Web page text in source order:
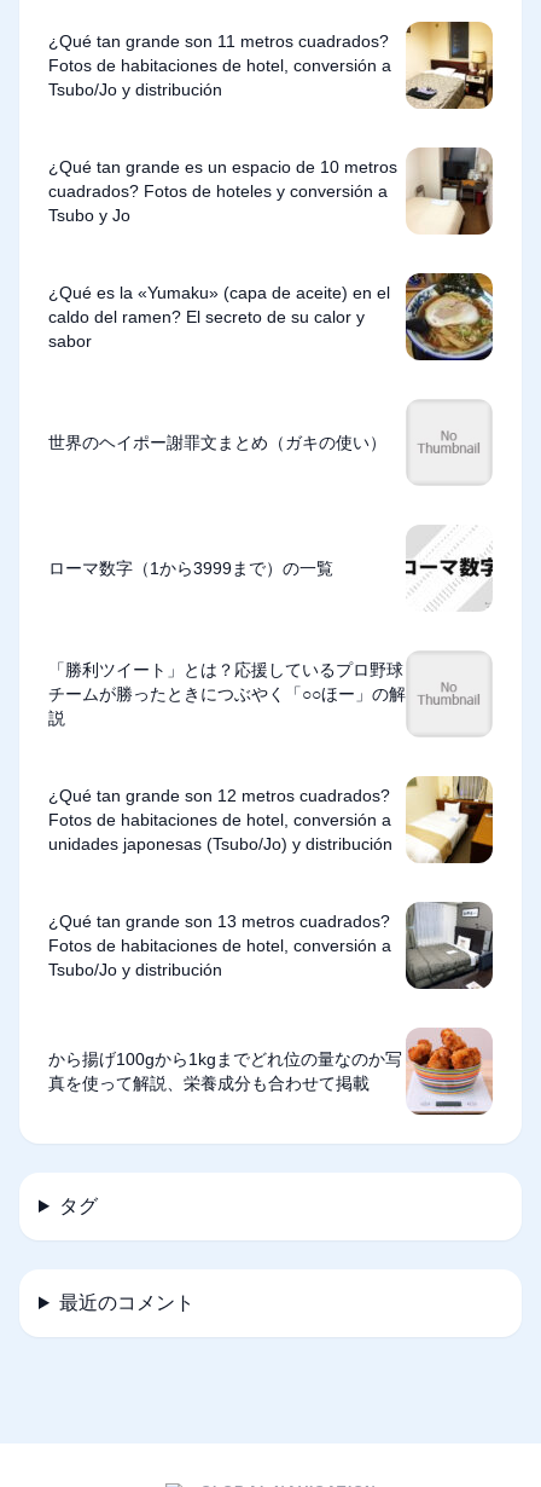
¿Qué tan grande son 11 metros cuadrados?
Fotos de habitaciones de hotel, conversión a
Tsubo/Jo y distribución
¿Qué tan grande es un espacio de 10 metros
cuadrados? Fotos de hoteles y conversión a
Tsubo y Jo
¿Qué es la «Yumaku» (capa de aceite) en el
caldo del ramen? El secreto de su calor y
sabor
世界のヘイポー謝罪文まとめ（ガキの使い）
ローマ数字（1から3999まで）の一覧
「勝利ツイート」とは？応援しているプロ野球
チームが勝ったときにつぶやく「○○ほー」の解
説
¿Qué tan grande son 12 metros cuadrados?
Fotos de habitaciones de hotel, conversión a
unidades japonesas (Tsubo/Jo) y distribución
¿Qué tan grande son 13 metros cuadrados?
Fotos de habitaciones de hotel, conversión a
Tsubo/Jo y distribución
から揚げ100gから1kgまでどれ位の量なのか写
真を使って解説、栄養成分も合わせて掲載
タグ
最近のコメント